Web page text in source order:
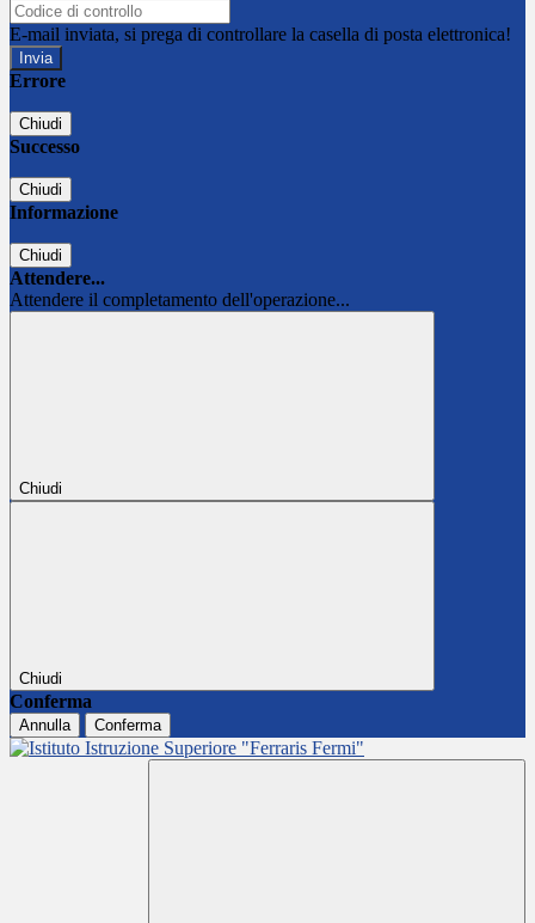
E-mail inviata, si prega di controllare la casella di posta elettronica!
Errore
Chiudi
Successo
Chiudi
Informazione
Chiudi
Attendere...
Attendere il completamento dell'operazione...
Chiudi
Chiudi
Conferma
Annulla Conferma